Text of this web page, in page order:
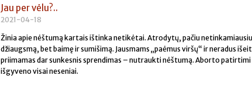
Jau per vėlu?..
2021-04-18
Žinia apie nėštumą kartais ištinka netikėtai. Atrodytų, pačiu
džiaugsmą, bet baimę ir sumišimą. Jausmams „paėmus viršų“ ir neradus
priimamas dar sunkesnis sprendimas – nutraukti nėštumą. Aborto
išgyveno visai neseniai.